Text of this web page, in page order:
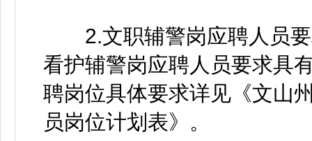
2.文职辅警岗应聘人员要
看护辅警岗应聘人员要求具
聘岗位具体要求详见《文山
员岗位计划表》。